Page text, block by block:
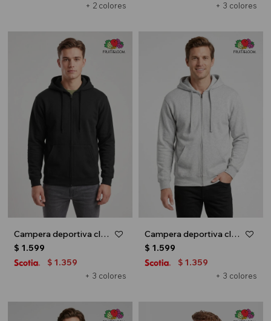
+ 2 colores + 3 colores
Campera deportiva clásica con capucha - UNISEX - Negro
+ 3 colores
$ 1.599
$ 1.359
Campera deportiva clásica con capucha - UNISEX - Gris melange claro
+ 3 colores
$ 1.599
$ 1.359